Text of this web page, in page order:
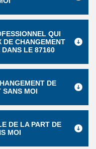
QUI
DE CHANGEMENT
DANS LE 87160
DE
SANS MOI
DE LA PART DE
MOI